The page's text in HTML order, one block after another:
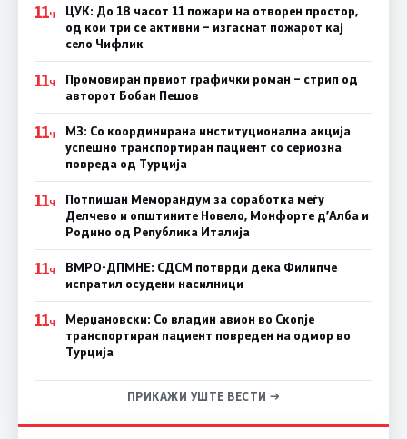
11Ч
ЦУК: До 18 часот 11 пожари на отворен простор,
од кои три се активни – изгаснат пожарот кај
село Чифлик
11Ч
Промовиран првиот графички роман – стрип од
авторот Бобан Пешов
11Ч
МЗ: Со координирана институционална акција
успешно транспортиран пациент со сериозна
повреда од Турција
11Ч
Потпишан Меморандум за соработка меѓу
Делчево и општините Новело, Монфорте д’Алба и
Родино од Република Италија
11Ч
ВМРО-ДПМНЕ: СДСM потврди дека Филипче
испратил осудени насилници
11Ч
Мерџановски: Со владин авион во Скопје
транспортиран пациент повреден на одмор во
Турција
ПРИКАЖИ УШТЕ ВЕСТИ →